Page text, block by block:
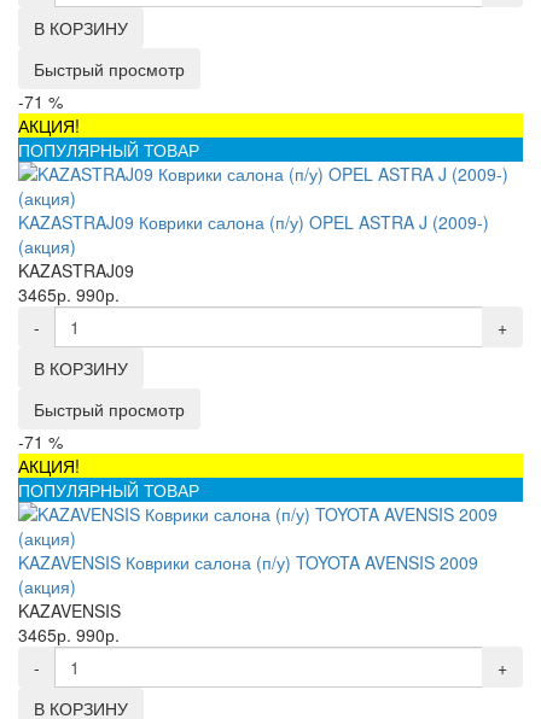
В КОРЗИНУ
Быстрый просмотр
-71 %
АКЦИЯ!
ПОПУЛЯРНЫЙ ТОВАР
KAZASTRAJ09 Коврики салона (п/у) OPEL ASTRA J (2009-)
(акция)
KAZASTRAJ09
3465р. 990р.
-
+
В КОРЗИНУ
Быстрый просмотр
-71 %
АКЦИЯ!
ПОПУЛЯРНЫЙ ТОВАР
KAZAVENSIS Коврики салона (п/у) TOYOTA AVENSIS 2009
(акция)
KAZAVENSIS
3465р. 990р.
-
+
В КОРЗИНУ